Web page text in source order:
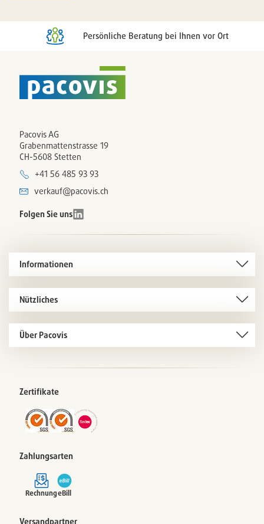
Persönliche Beratung bei Ihnen vor Ort
Pacovis AG
Grabenmattenstrasse 19
CH-5608 Stetten
+41 56 485 93 93
verkauf@pacovis.ch
Folgen Sie uns
Informationen
Nützliches
Über Pacovis
Zertifikate
Zahlungsarten
RechnungeBill
Versandpartner